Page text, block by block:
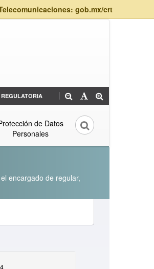
gob.mx/crt
de Datos
Personales
encargado de regular,